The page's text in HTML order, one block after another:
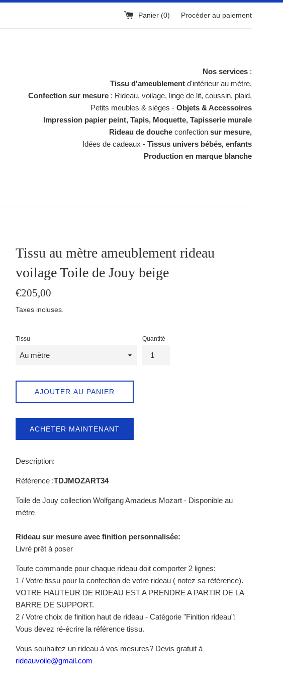
Panier (0) Procéder au paiement
Nos services :
Tissu d'ameublement d'intérieur au mètre,
Confection sur mesure : Rideau, voilage, linge de lit, coussin, plaid,
Petits meubles & sièges - Objets & Accessoires
Impression papier peint, Tapis, Moquette, Tapisserie murale
Rideau de douche confection sur mesure,
Idées de cadeaux - Tissus univers bébés, enfants
Production en marque blanche
Tissu au mètre ameublement rideau
voilage Toile de Jouy beige
Prix
€205,00
Taxes incluses.
Tissu Quantité
AJOUTER AU PANIER
ACHETER MAINTENANT
Description:
Référence :TDJMOZART34
Toile de Jouy collection Wolfgang Amadeus Mozart - Disponible au
mètre
Rideau sur mesure avec finition personnalisée:
Livré prêt à poser
Toute commande pour chaque rideau doit comporter 2 lignes:
1 / Votre tissu pour la confection de votre rideau ( notez sa référence).
VOTRE HAUTEUR DE RIDEAU EST A PRENDRE A PARTIR DE LA
BARRE DE SUPPORT.
2 / Votre choix de finition haut de rideau - Catégorie "Finition rideau":
Vous devez ré-écrire la référence tissu.
Vous souhaitez un rideau à vos mesures? Devis gratuit à
rideauvoile@gmail.com